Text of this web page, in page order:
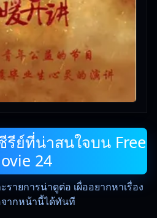
ย์ที่น่าสนใจบน Free
24
รายการน่าดูต่อ เผื่ออยากหาเรื่อง
ากหน้านี้ได้ทันที